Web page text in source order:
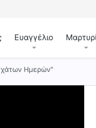
Ευαγγέλιο
Ημερών"